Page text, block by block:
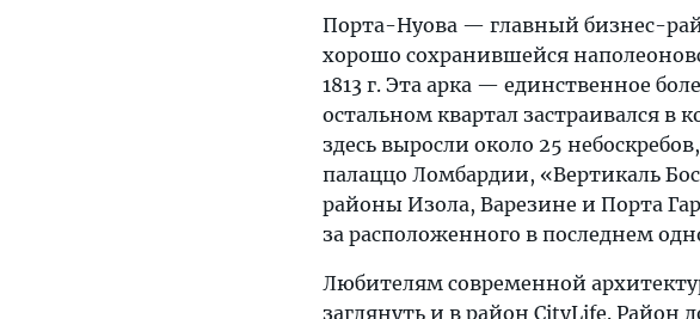
Порта-Нуова — главный бизнес-
хорошо сохранившейся
1813 г. Эта арка — единственное
остальном квартал застраивался в
здесь выросли около 25
палаццо Ломбардии, «Вертикаль
районы Изола, Варезине и Порта
за расположенного в последнем
Любителям современной
заглянуть и в район CityLife. Район